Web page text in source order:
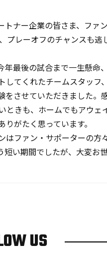
ナー企業の皆さま、ファ
プレーオフのチャンスも逃
最後の試合まで一生懸命
てくれたチームスタッフ
させていただきました。
きも、ホームでもアウェ
がたく思っています。
ファン・サポーターの方
い期間でしたが、大変お
US